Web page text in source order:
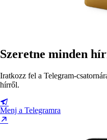
Szeretne minden
Iratkozz fel a Telegram-
hírről.
Menj a Telegramra